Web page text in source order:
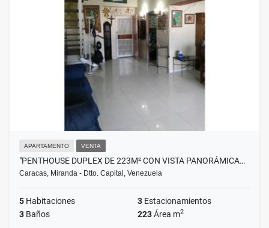
APARTAMENTO VENTA
"PENTHOUSE DUPLEX DE 223M² CON VISTA PANORÁMICA…
Caracas, Miranda - Dtto. Capital, Venezuela
5 Habitaciones 3 Estacionamientos
3 Baños 223Área m2